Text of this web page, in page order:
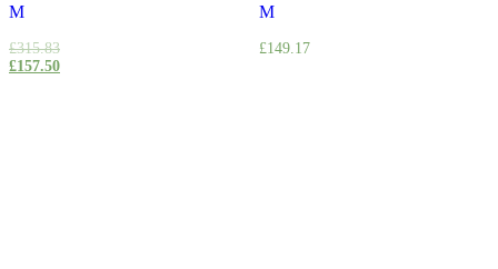
M
£315.83
£157.50
M
£149.17